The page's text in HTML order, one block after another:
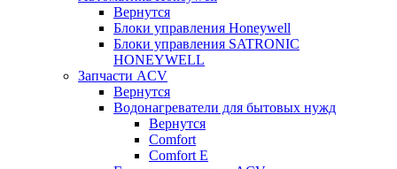
Вернутся
Блоки управления Honeywell
Блоки управления SATRONIC
HONEYWELL
Запчасти ACV
Вернутся
Водонагреватели для бытовых нужд
Вернутся
Comfort
Comfort E